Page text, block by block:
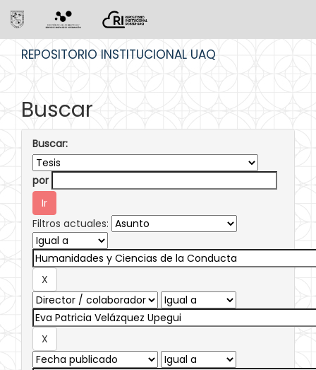
REPOSITORIO INSTITUCIONAL UAQ
Buscar
Buscar:
por
Filtros actuales: